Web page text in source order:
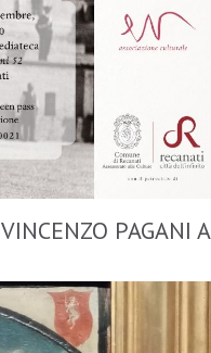
PAGANI A